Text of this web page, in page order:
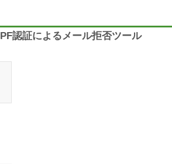
認証によるメール拒否ツール